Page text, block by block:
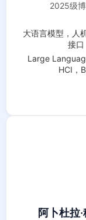
2025级
大语言模型，人
接口
Large
HCI，
阿卜杜拉